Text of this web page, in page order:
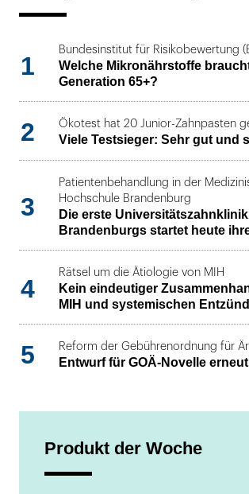
1
Bundesinstitut für Risikobewertung
Welche Mikronährstoffe
Generation 65+?
2 Ökotest hat 20 Junior-Zahnpasten
Viele Testsieger: Sehr gut und
3
Patientenbehandlung in der
Hochschule Brandenburg
Die erste Universitätszahnklinik
Brandenburgs startet heute
4
Rätsel um die Ätiologie von MIH
Kein eindeutiger
MIH und systemischen
5 Reform der Gebührenordnung für
Entwurf für GOÄ-Novelle
Produkt der Woche